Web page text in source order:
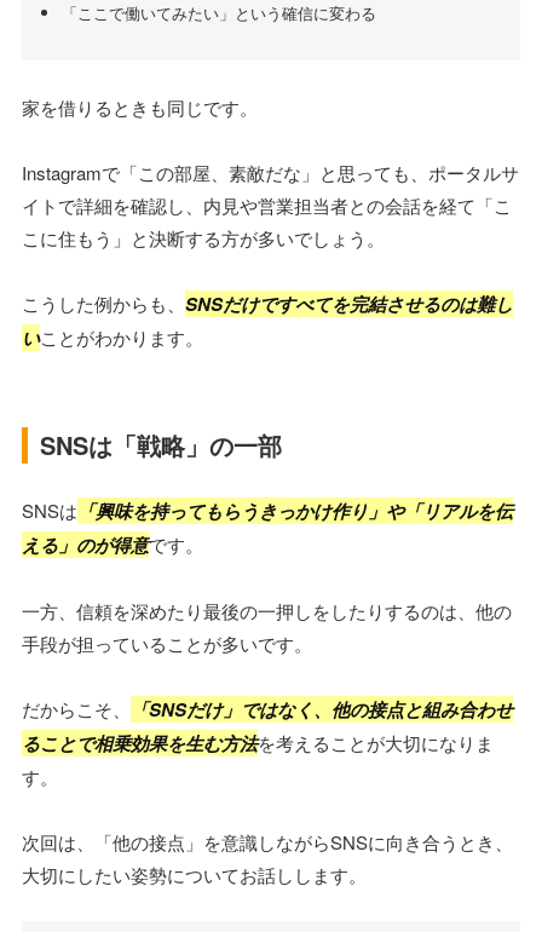
「ここで働いてみたい」という確信に変わる
家を借りるときも同じです。
Instagramで「この部屋、素敵だな」と思っても、ポータルサ
イトで詳細を確認し、内見や営業担当者との会話を経て「こ
こに住もう」と決断する方が多いでしょう。
こうした例からも、 SNSだけですべてを完結させるのは難し
いことがわかります。
SNSは「戦略」の一部
SNSは 「興味を持ってもらうきっかけ作り」や「リアルを伝
える」のが得意です。
一方、信頼を深めたり最後の一押しをしたりするのは、他の
手段が担っていることが多いです。
だからこそ、
「SNSだけ」ではなく、他の接点と組み合わせ
ることで相乗効果を生む方法を考えることが大切になりま
す。
次回は、「他の接点」を意識しながらSNSに向き合うとき、
大切にしたい姿勢についてお話しします。